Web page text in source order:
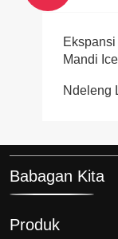
Ekspansi
Mandi Ice
Ndeleng
Babagan Kita
Produk